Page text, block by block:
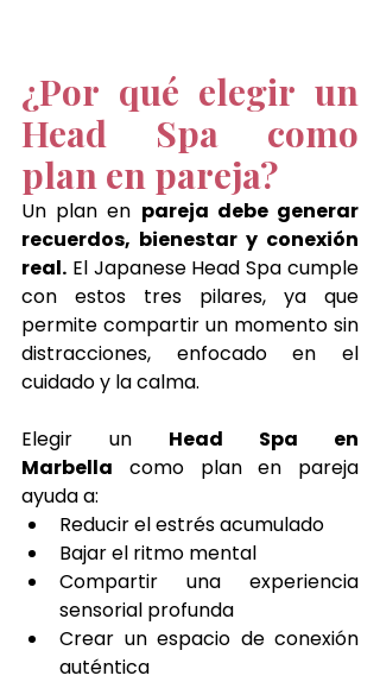
¿Por qué elegir un
Head Spa como
plan en pareja?
Un plan en pareja debe generar
recuerdos, bienestar y conexión
real. El Japanese Head Spa cumple
con estos tres pilares, ya que
permite compartir un momento sin
distracciones, enfocado en el
cuidado y la calma.
Elegir un Head Spa en
Marbella como plan en pareja
ayuda a:
Reducir el estrés acumulado
Bajar el ritmo mental
Compartir una experiencia
sensorial profunda
Crear un espacio de conexión
auténtica